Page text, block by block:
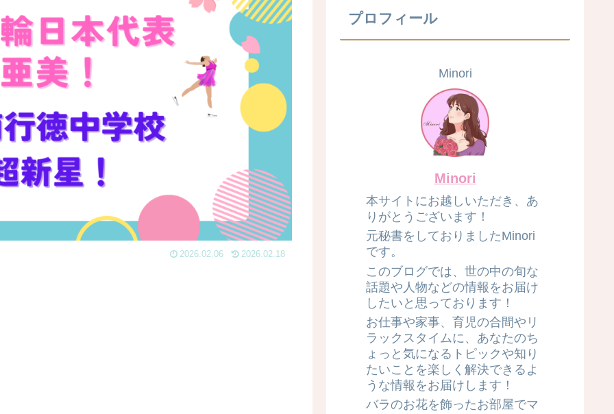
2026.02.06 2026.02.18
プロフィール
Minori
Minori
本サイトにお越しいただき、あ
りがとうございます！
元秘書をしておりましたMinori
です。
このブログでは、世の中の旬な
話題や人物などの情報をお届け
したいと思っております！
お仕事や家事、育児の合間やリ
ラックスタイムに、あなたのち
ょっと気になるトピックや知り
たいことを楽しく解決できるよ
うな情報をお届けします！
バラのお花を飾ったお部屋でマ